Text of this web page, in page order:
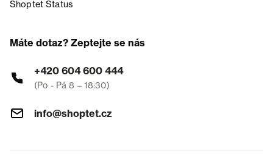
Shoptet Status
Máte dotaz? Zeptejte se nás
+420 604 600 444
(Po - Pá 8 – 18:30)
info@shoptet.cz